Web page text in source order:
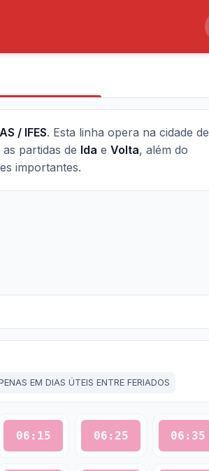
/ IFES. Esta linha opera na cidade de
as partidas de Ida e Volta, além do
importantes.
EM DIAS ÚTEIS ENTRE FERIADOS
06:15 06:25 06:35